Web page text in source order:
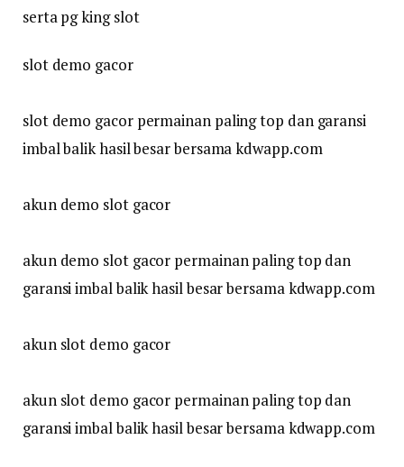
serta pg king slot
slot demo gacor
slot demo gacor permainan paling top dan garansi
imbal balik hasil besar bersama kdwapp.com
akun demo slot gacor
akun demo slot gacor permainan paling top dan
garansi imbal balik hasil besar bersama kdwapp.com
akun slot demo gacor
akun slot demo gacor permainan paling top dan
garansi imbal balik hasil besar bersama kdwapp.com